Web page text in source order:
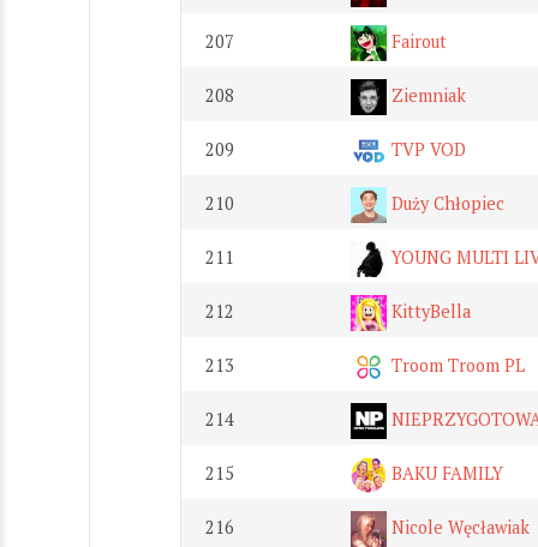
207 Fairout
208 Ziemniak
209 TVP VOD
210 Duży Chłopiec
211 YOUNG MULTI
212 KittyBella
213 Troom Troom PL
214
215 BAKU FAMILY
216 Nicole Węcławiak